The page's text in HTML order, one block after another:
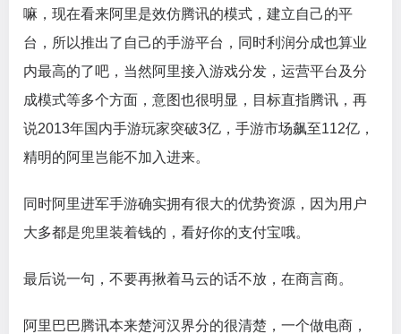
嘛，现在看来阿里是效仿腾讯的模式，建立自己的平
台，所以推出了自己的手游平台，同时利润分成也算业
内最高的了吧，当然阿里接入游戏分发，运营平台及分
成模式等多个方面，意图也很明显，目标直指腾讯，再
说2013年国内手游玩家突破3亿，手游市场飙至112亿，
精明的阿里岂能不加入进来。
同时阿里进军手游确实拥有很大的优势资源，因为用户
大多都是兜里装着钱的，看好你的支付宝哦。
最后说一句，不要再揪着马云的话不放，在商言商。
阿里巴巴腾讯本来楚河汉界分的很清楚，一个做电商，